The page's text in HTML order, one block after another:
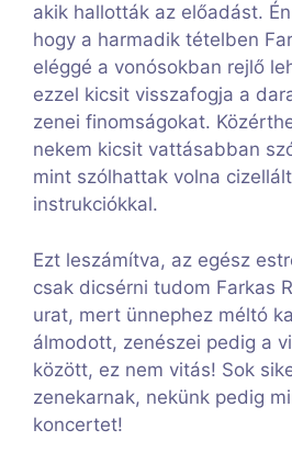
akik hallották az előadást.
hogy a harmadik tételben
eléggé a vonósokban rejlő
ezzel kicsit visszafogja a
zenei finomságokat.
nekem kicsit vattásabban
mint szólhattak volna
instrukciókkal.
Ezt leszámítva, az egész
csak dicsérni tudom Farkas
urat, mert ünnephez méltó
álmodott, zenészei pedig a
között, ez nem vitás! Sok
zenekarnak, nekünk pedig
koncertet!